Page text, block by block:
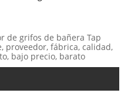
de grifos de bañera Tap
proveedor, fábrica, calidad,
bajo precio, barato